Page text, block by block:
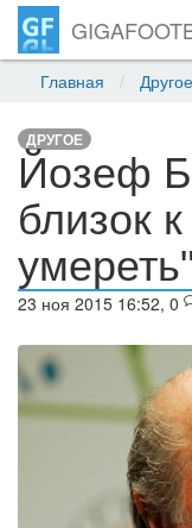
Главная Другое
ДРУГОЕ
Йозеф
близок
23 ноя 2015 16:52, 0